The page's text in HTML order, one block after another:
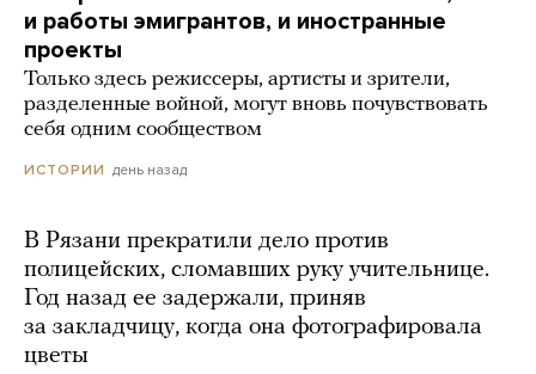
и работы эмигрантов, и иностранные
проекты
Только здесь режиссеры, артисты и зрители,
разделенные войной, могут вновь почувствовать
себя одним сообществом
ИСТОРИИ день назад
В Рязани прекратили дело против
полицейских, сломавших руку учительнице.
Год назад ее задержали, приняв
за закладчицу, когда она фотографировала
цветы